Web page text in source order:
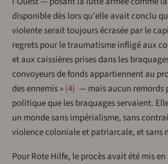
disponible dès lors qu'elle avait conclu
violente serait toujours écrasée par le
regrets pour le traumatisme infligé aux
et aux caissières prises dans les
convoyeurs de fonds appartiennent au
des ennemis » 4 — mais aucun remords
politique que les braquages servaient.
un monde sans impérialisme, sans
violence coloniale et patriarcale, et sans
Pour Rote Hilfe, le procès avait été mis en